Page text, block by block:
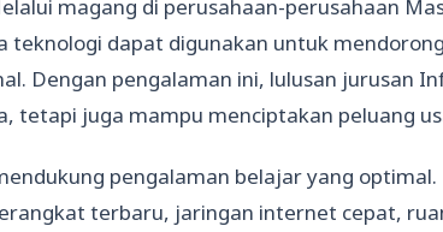
magang di perusahaan-perusahaan
teknologi dapat digunakan untuk
Dengan pengalaman ini, lulusan jurusan
tetapi juga mampu menciptakan peluang
pengalaman belajar yang
terbaru, jaringan internet cepat,